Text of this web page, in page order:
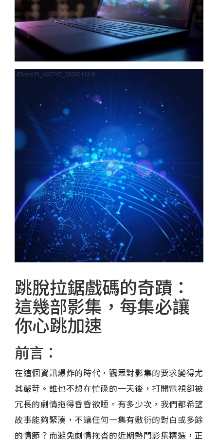
跳脫拉鋸戲碼的奇蹟：
這幾部影集，每集必讓
你心跳加速
前言：
在這個資訊爆炸的時代，觀眾對影集的要求變得尤
其嚴苛。誰也不想在忙碌的一天後，打開電視卻被
冗長的劇情拖得昏昏欲睡。有多少次，我們都希望
故事能夠緊湊，不讓任何一集有敷衍的對白或多餘
的情節？而避免劇情拖沓的近期熱門影集精選，正